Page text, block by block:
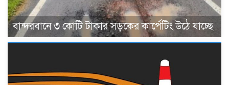
বান্দরবানে ৩ কোটি টাকার সড়কের কার্পেটিং উঠে যাচ্ছে